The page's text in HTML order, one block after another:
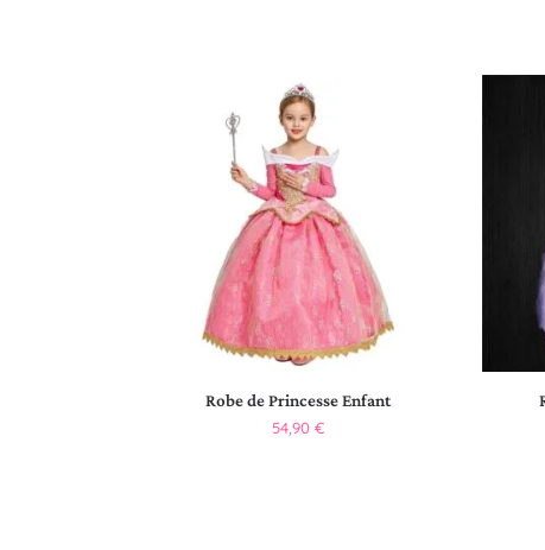
Robe de Princesse Enfant
54,90 €